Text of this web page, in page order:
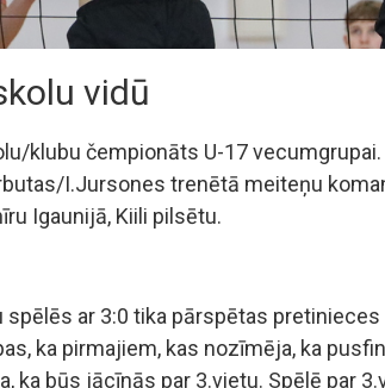
vidū
klubu čempionāts U-17
I.Jursones trenētā meiteņu
Igaunijā, Kiili pilsētu.
ar 3:0 tika pārspētas
ka pirmajiem, kas nozīmēja, ka
ka būs jācīnās par 3.vietu. Spēlē par